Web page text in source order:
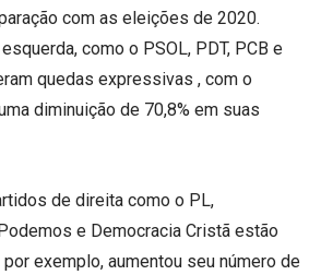
com as eleições de 2020.
como o PSOL, PDT, PCB e
quedas expressivas , com o
diminuição de 70,8% em suas
de direita como o PL,
e Democracia Cristã estão
exemplo, aumentou seu número de